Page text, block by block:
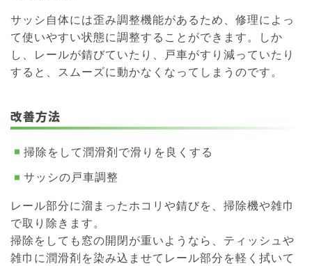
サッシ自体には歪み調整機能があるため、修理によっ
て使いやすい状態に調整することができます。しか
し、レールが錆びていたり、戸車がすり減っていたり
すると、スムーズに動かなくなってしまうのです。
改善方法
掃除をして潤滑剤で滑りを良くする
サッシの戸車調整
レール部分に溜まったホコリや錆びを、掃除機や雑巾
で取り除きます。
掃除をしても窓の開閉が重いようなら、ティッシュや
雑巾に潤滑剤を染み込ませてレール部分を軽く拭いて